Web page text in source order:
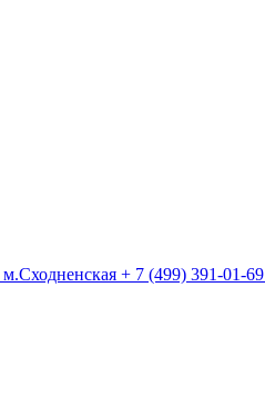
м.Сходненская + 7 (499) 391-01-69